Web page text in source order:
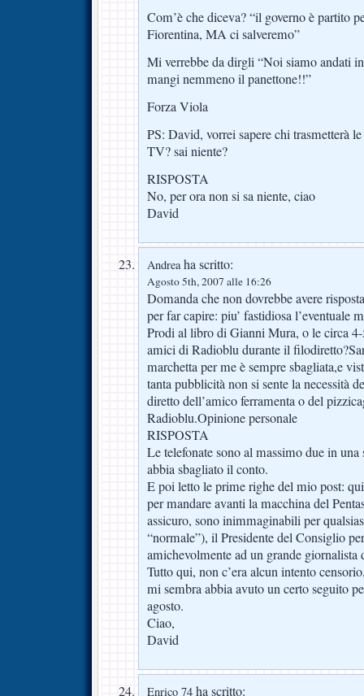
Com’è che diceva? “il governo è partito
Fiorentina, MA ci salveremo”
Mi verrebbe da dirgli “Noi siamo andati
mangi nemmeno il panettone!!”
Forza Viola
PS: David, vorrei sapere chi trasmetterà
TV? sai niente?
RISPOSTA
No, per ora non si sa niente, ciao
David
Andreaha scritto:
Agosto 5th, 2007 alle 16:26
Domanda che non dovrebbe avere
per far capire: piu’ fastidiosa l’eventuale
Prodi al libro di Gianni Mura, o le circa
amici di Radioblu durante il
marchetta per me è sempre sbagliata,e
tanta pubblicità non si sente la necessità
diretto dell’amico ferramenta o del
Radioblu.Opinione personale
RISPOSTA
Le telefonate sono al massimo due in
abbia sbagliato il conto.
E poi letto le prime righe del mio post:
per mandare avanti la macchina del
assicuro, sono inimmaginabili per
“normale”), il Presidente del Consiglio
amichevolmente ad un grande
Tutto qui, non c’era alcun intento
mi sembra abbia avuto un certo seguito
agosto.
Ciao,
David
Enrico 74 ha scritto: